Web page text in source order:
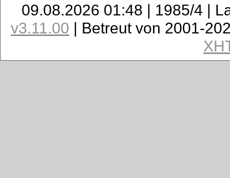
09.08.2026 01:48 | 1985/4 |
v3.11.00 | Betreut von 2001-